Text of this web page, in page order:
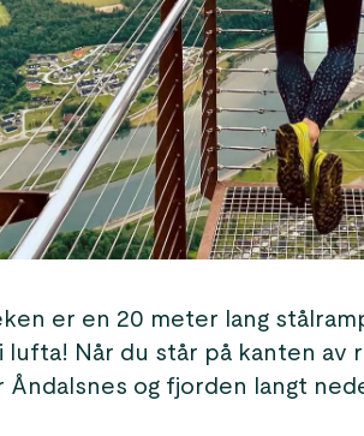
er en 20 meter lang
lufta! Når du står på kanten av
Åndalsnes og fjorden langt